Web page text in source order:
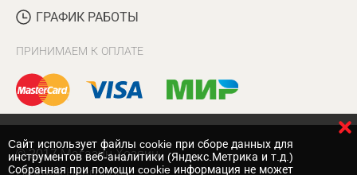
ГРАФИК РАБОТЫ
ПРИНИМАЕМ К ОПЛАТЕ
© 2017 Магазин Хозяин
Cайт использует файлы cookie при сборе данных для
инструментов веб-аналитики (Яндекс.Метрика и т.д.)
Собранная при помощи cookie информация не может